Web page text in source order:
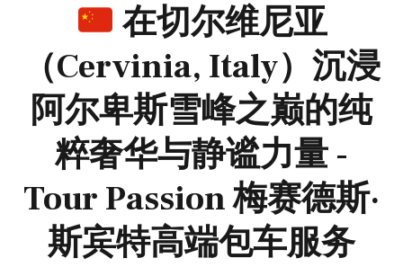
在切尔维尼亚
（Cervinia, Italy）沉浸
阿尔卑斯雪峰之巅的纯
粹奢华与静谧力量 -
Tour Passion 梅赛德斯·
斯宾特高端包车服务